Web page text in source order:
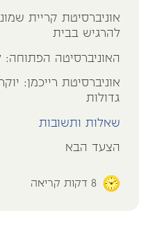
אוניברסיטת קריית
להרגיש בבית
האוניברסיטה
אוניברסיטת רייכמן:
גדולות
שאלות ותשובות
הצעד הבא
8 דקות קריאה